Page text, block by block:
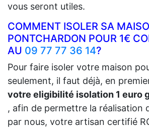
vous seront utiles.
COMMENT ISOLER SA
PONTCHARDON POUR 1€
AU 09 77 77 36 14?
Pour faire isoler votre maison
seulement, il faut déjà, en
votre eligibilité isolation 1 euro
, afin de permettre la réalisation
par nous, votre artisan certifié